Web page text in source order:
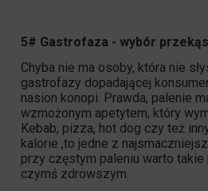
5# Gastrofaza - wybór
Chyba nie ma osoby, która nie
gastrofazy dopadającej
nasion konopi. Prawda, palenie
wzmożonym apetytem, który
Kebab, pizza, hot dog czy też
kalorie ,to jedne z
przy częstym paleniu warto
czymś zdrowszym.